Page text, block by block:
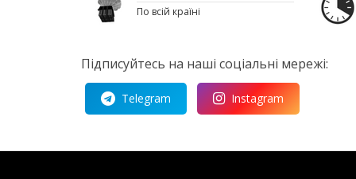
По всій країні
Підписуйтесь на наші соціальні мережі:
Telegram Instagram